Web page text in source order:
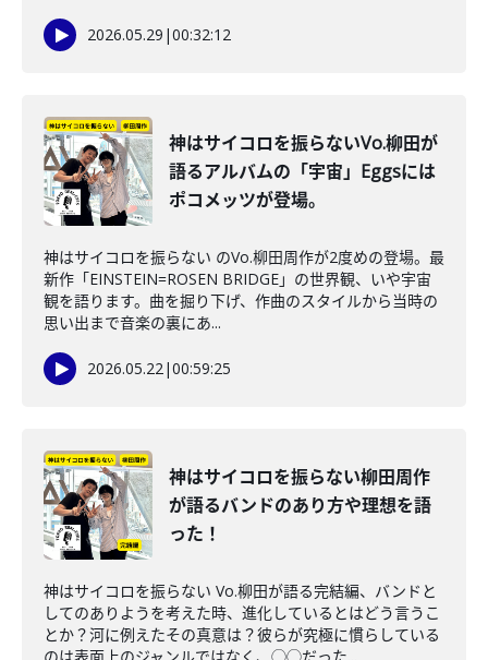
2026.05.29 |00:32:12
神はサイコロを振らないVo.柳田が
語るアルバムの「宇宙」Eggsには
ポコメッツが登場。
神はサイコロを振らない のVo.柳田周作が2度めの登場。最
新作「EINSTEIN=ROSEN BRIDGE」の世界観、いや宇宙
観を語ります。曲を掘り下げ、作曲のスタイルから当時の
思い出まで音楽の裏にあ...
2026.05.22|00:59:25
神はサイコロを振らない柳田周作
が語るバンドのあり方や理想を語
った！
神はサイコロを振らない Vo.柳田が語る完結編、バンドと
してのありようを考えた時、進化しているとはどう言うこ
とか？河に例えたその真意は？彼らが究極に慣らしている